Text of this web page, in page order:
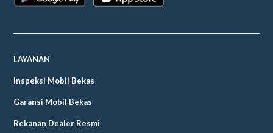
LAYANAN
Inspeksi Mobil Bekas
Garansi Mobil Bekas
Rekanan Dealer Resmi